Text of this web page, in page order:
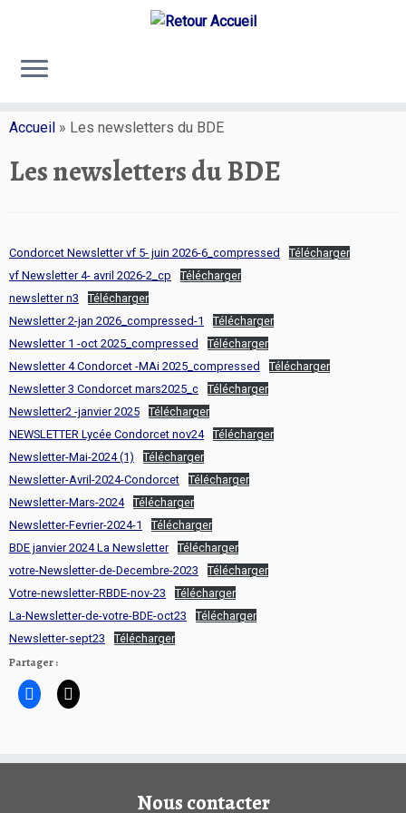
auAccueil » Les newsletters du BDE
Les newsletters du BDE
Condorcet Newsletter vf 5- juin 2026-6_compressed
Télécharger
vf Newsletter 4- avril 2026-2_cp
Télécharger
newsletter n3
Télécharger
Newsletter 2-jan 2026_compressed-1
Télécharger
Newsletter 1 -oct 2025_compressed
Télécharger
Newsletter 4 Condorcet -MAi 2025_compressed
Télécharger
Newsletter 3 Condorcet mars2025_c
Télécharger
Newsletter2 -janvier 2025
Télécharger
NEWSLETTER Lycée Condorcet nov24
Télécharger
Newsletter-Mai-2024 (1)
Télécharger
Newsletter-Avril-2024-Condorcet
Télécharger
Newsletter-Mars-2024
Télécharger
Newsletter-Fevrier-2024-1
Télécharger
BDE janvier 2024 La Newsletter
Télécharger
votre-Newsletter-de-Decembre-2023
Télécharger
Votre-newsletter-RBDE-nov-23
Télécharger
La-Newsletter-de-votre-BDE-oct23
Télécharger
Newsletter-sept23
Télécharger
Partager :
Nous contacter